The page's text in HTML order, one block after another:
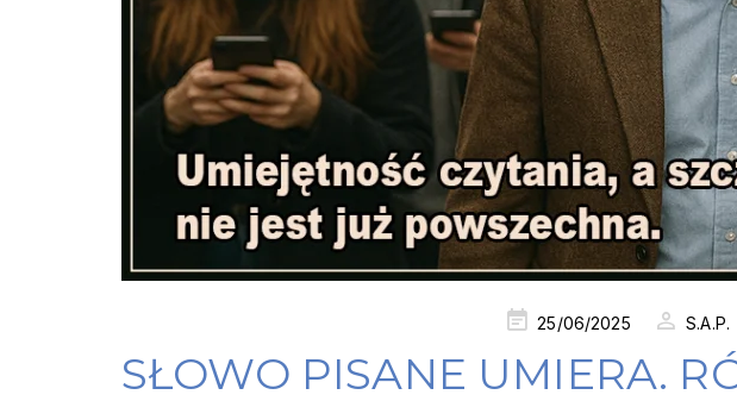
Posted25/06/2025 S.A.P.
SŁOWO PISANE UMIERA.